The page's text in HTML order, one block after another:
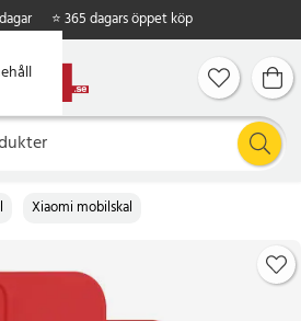
⭐ 365 dagars öppet köp
Xiaomi mobilskal